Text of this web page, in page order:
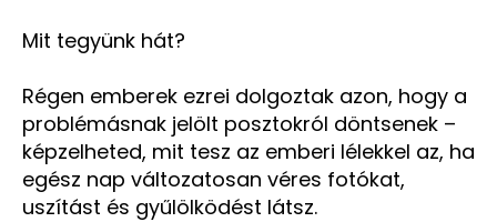
Mit tegyünk hát?
Régen emberek ezrei dolgoztak azon, hogy a
problémásnak jelölt posztokról döntsenek –
képzelheted, mit tesz az emberi lélekkel az, ha
egész nap változatosan véres fotókat,
uszítást és gyűlölködést látsz.